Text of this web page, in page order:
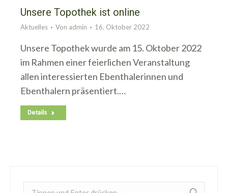
Unsere Topothek ist online
Aktuelles Von admin 16. Oktober 2022
Unsere Topothek wurde am 15. Oktober 2022
im Rahmen einer feierlichen Veranstaltung
allen interessierten Ebenthalerinnen und
Ebenthalern präsentiert.…
Details
Search: